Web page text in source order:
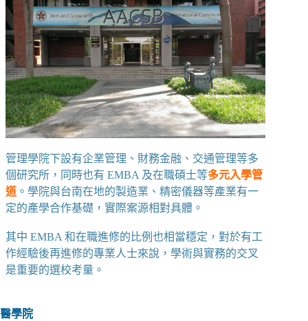
管理學院下設有企業管理、財務金融、交通管理等多
個研究所，同時也有 EMBA 及在職碩士等多元入學管
道 。學院與台南在地的製造業、精密儀器等產業有一
定的產學合作基礎，實際案源相對具體。
其中 EMBA 和在職進修的比例也相當穩定，對於有工
作經驗後再進修的專業人士來說，學術與實務的交叉
是重要的選校考量。
醫學院